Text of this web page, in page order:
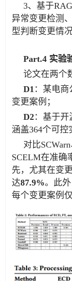
3、基于
异常变更检测
型判断变更情
Part.4 实验
论文在两个
D1 ：某电
变更案例；
D2：基于开
涵盖364个可控
对比
SCELM在准确
先，尤其在变
达87.9%。此
每个变更案例